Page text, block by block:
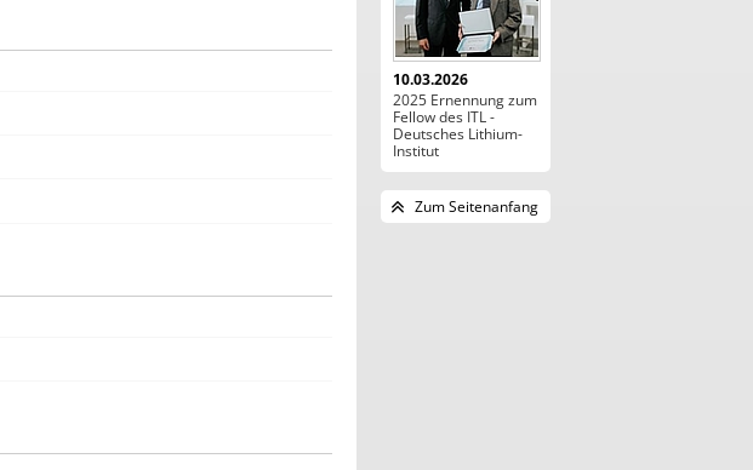
10.03.2026
2025 Ernennung zum
Fellow des ITL -
Deutsches Lithium-
Institut
Zum Seitenanfang